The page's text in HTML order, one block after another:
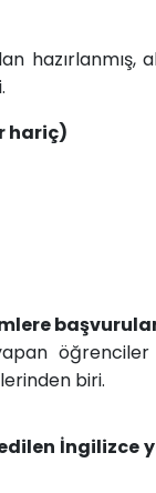
hazırlanmış,
hariç)
öğrenciler
biri.
İngilizce